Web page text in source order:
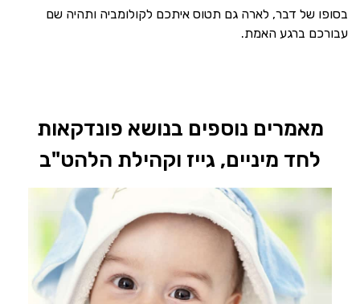
בסופו של דבר, לארה גם תטוס איתכם לקולומביה ותהיה שם
עבורכם ברגע האמת.
מאמרים נוספים בנושא פונדקאות
לחד מיניים, גייז וקהילת הלהט"ב